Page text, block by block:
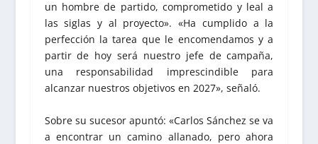
un hombre de partido, comprometido y leal a
las siglas y al proyecto». «Ha cumplido a la
perfección la tarea que le encomendamos y a
partir de hoy será nuestro jefe de campaña,
una responsabilidad imprescindible para
alcanzar nuestros objetivos en 2027», señaló.
Sobre su sucesor apuntó: «Carlos Sánchez se va
a encontrar un camino allanado, pero ahora